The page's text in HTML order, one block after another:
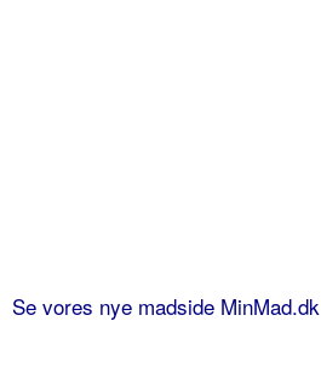
Se vores nye madside MinMad.dk